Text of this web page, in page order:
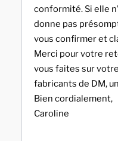
conformité. Si elle
donne pas
vous confirmer et
Merci pour votre
vous faites sur
fabricants de DM,
Bien cordialement,
Caroline